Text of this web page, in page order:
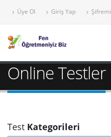
Üye Ol Giriş Yap
Online Testler
Test Kategorileri